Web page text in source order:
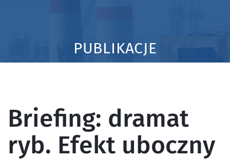
PUBLIKACJE
Briefing: dramat
ryb. Efekt uboczny